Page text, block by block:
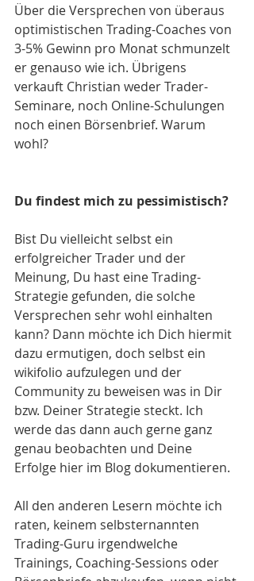
Über die Versprechen von überaus
optimistischen Trading-Coaches von
3-5% Gewinn pro Monat schmunzelt
er genauso wie ich. Übrigens
verkauft Christian weder Trader-
Seminare, noch Online-Schulungen
noch einen Börsenbrief. Warum
wohl?
Du findest mich zu pessimistisch?
Bist Du vielleicht selbst ein
erfolgreicher Trader und der
Meinung, Du hast eine Trading-
Strategie gefunden, die solche
Versprechen sehr wohl einhalten
kann? Dann möchte ich Dich hiermit
dazu ermutigen, doch selbst ein
wikifolio aufzulegen und der
Community zu beweisen was in Dir
bzw. Deiner Strategie steckt. Ich
werde das dann auch gerne ganz
genau beobachten und Deine
Erfolge hier im Blog dokumentieren.
All den anderen Lesern möchte ich
raten, keinem selbsternannten
Trading-Guru irgendwelche
Trainings, Coaching-Sessions oder